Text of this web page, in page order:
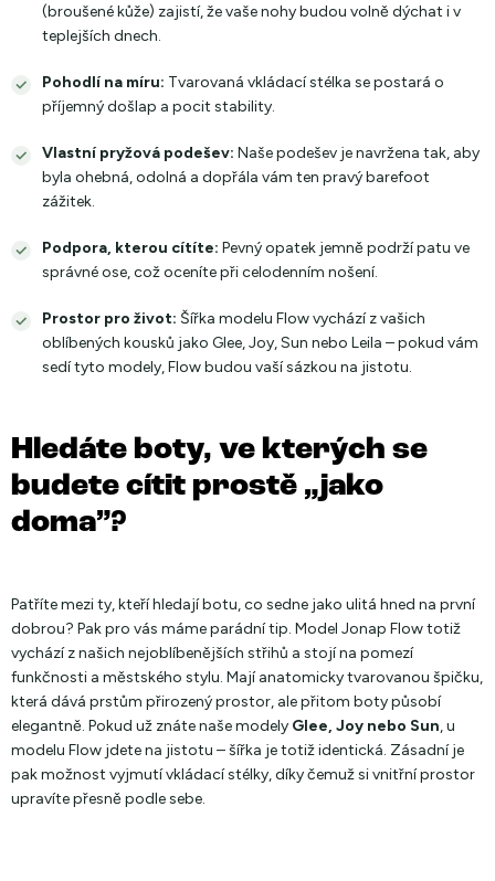
(broušené kůže) zajistí, že vaše nohy budou volně dýchat i v
teplejších dnech.
Pohodlí na míru: Tvarovaná vkládací stélka se postará o
příjemný došlap a pocit stability.
Vlastní pryžová podešev: Naše podešev je navržena tak, aby
byla ohebná, odolná a dopřála vám ten pravý barefoot
zážitek.
Podpora, kterou cítíte: Pevný opatek jemně podrží patu ve
správné ose, což oceníte při celodenním nošení.
Prostor pro život: Šířka modelu Flow vychází z vašich
oblíbených kousků jako Glee, Joy, Sun nebo Leila – pokud vám
sedí tyto modely, Flow budou vaší sázkou na jistotu.
Hledáte boty, ve kterých se
budete cítit prostě „jako
doma”?
Patříte mezi ty, kteří hledají botu, co sedne jako ulitá hned na první
dobrou? Pak pro vás máme parádní tip. Model Jonap Flow totiž
vychází z našich nejoblíbenějších střihů a stojí na pomezí
funkčnosti a městského stylu. Mají anatomicky tvarovanou špičku,
která dává prstům přirozený prostor, ale přitom boty působí
elegantně. Pokud už znáte naše modely Glee, Joy nebo Sun, u
modelu Flow jdete na jistotu – šířka je totiž identická. Zásadní je
pak možnost vyjmutí vkládací stélky, díky čemuž si vnitřní prostor
upravíte přesně podle sebe.